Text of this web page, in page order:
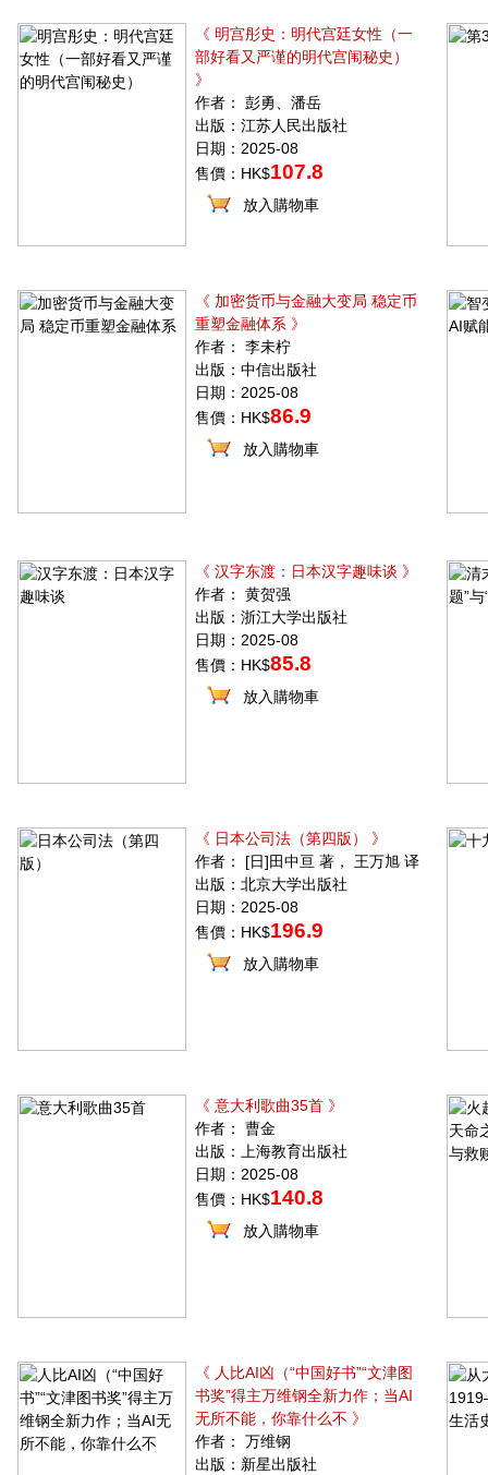
《 明宫彤史：明代宫廷女性（一
部好看又严谨的明代宫闱秘史）
》
作者： 彭勇、潘岳
出版：江苏人民出版社
日期：2025-08
售價：HK$107.8
放入購物車
《 加密货币与金融大变局 稳定币
重塑金融体系 》
作者： 李未柠
出版：中信出版社
日期：2025-08
售價：HK$86.9
放入購物車
《 汉字东渡：日本汉字趣味谈 》
作者： 黄贺强
出版：浙江大学出版社
日期：2025-08
售價：HK$85.8
放入購物車
《 日本公司法（第四版） 》
作者： [日]田中亘 著， 王万旭 译
出版：北京大学出版社
日期：2025-08
售價：HK$196.9
放入購物車
《 意大利歌曲35首 》
作者： 曹金
出版：上海教育出版社
日期：2025-08
售價：HK$140.8
放入購物車
《 人比AI凶（“中国好书”“文津图
书奖”得主万维钢全新力作；当AI
无所不能，你靠什么不 》
作者： 万维钢
出版：新星出版社